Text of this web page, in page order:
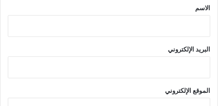
*
الاسم
البريد الإلكتروني
الموقع الإلكتروني